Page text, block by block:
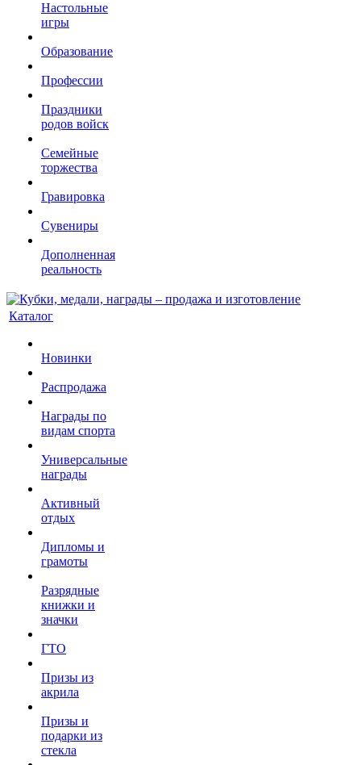
Настольные
игры
Образование
Профессии
Праздники
родов войск
Семейные
торжества
Гравировка
Сувениры
Дополненная
реальность
Каталог
Новинки
Распродажа
Награды по
видам спорта
Универсальные
награды
Активный
отдых
Дипломы и
грамоты
Разрядные
книжки и
значки
ГТО
Призы из
акрила
Призы и
подарки из
стекла